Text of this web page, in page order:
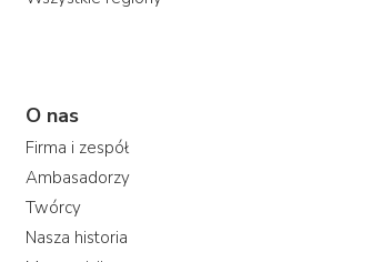
O nas
Firma i zespół
Ambasadorzy
Twórcy
Nasza historia